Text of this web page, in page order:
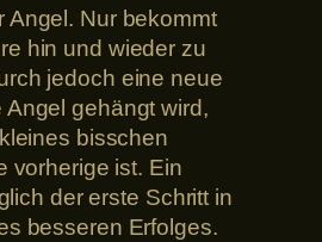
Angel. Nur bekommt
hin und wieder zu
jedoch eine neue
Angel gehängt wird,
bisschen
vorherige ist. Ein
der erste Schritt in
besseren Erfolges.